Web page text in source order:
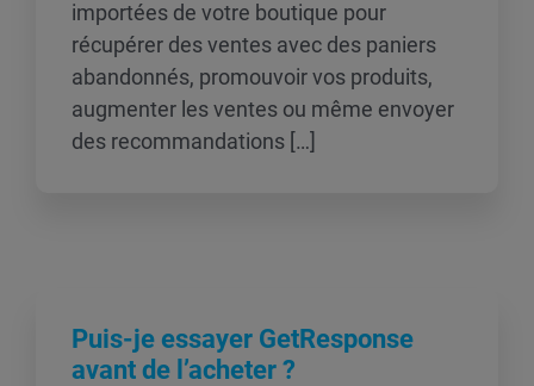
importées de votre boutique pour
récupérer des ventes avec des paniers
abandonnés, promouvoir vos produits,
augmenter les ventes ou même envoyer
des recommandations […]
Puis-je essayer GetResponse
avant de l’acheter ?